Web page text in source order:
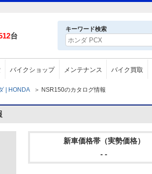
台
キーワード検索
バイクショップ メンテナンス バイク買取
| HONDA ＞ NSR150のカタログ情報
新車価格帯（実勢価格）
- -